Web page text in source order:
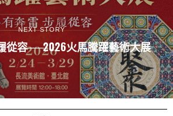
NEXT STORY
從容──2026火馬騰躍藝術大展